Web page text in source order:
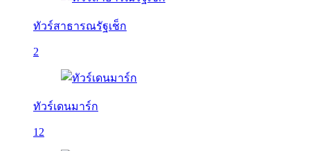
ทัวร์สาธารณรัฐเช็ก
2
ทัวร์เดนมาร์ก
12